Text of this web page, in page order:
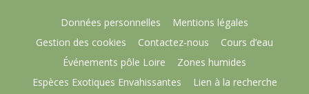
Données personnelles
Mentions légales
Gestion des cookies
Contactez-nous
Cours d’eau
Événements pôle Loire
Zones humides
Espèces Exotiques Envahissantes
Lien à la recherche